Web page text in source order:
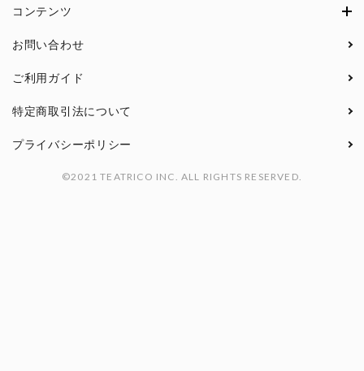
コンテンツ
お問い合わせ
ご利用ガイド
特定商取引法について
プライバシーポリシー
©2021 TEATRICO INC. ALL RIGHTS RESERVED.